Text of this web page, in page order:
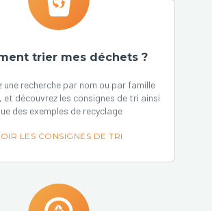
trier mes déchets ?
une recherche par nom ou par famille
et découvrez les consignes de tri ainsi
des exemples de recyclage
LES CONSIGNES DE TRI